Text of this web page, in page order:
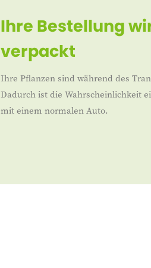
Ihre Bestellung
verpackt
Ihre Pflanzen sind während des
Dadurch ist die Wahrscheinlichkeit
mit einem normalen Auto.